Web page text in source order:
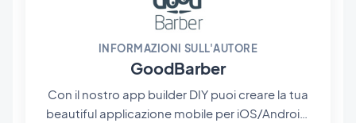
INFORMAZIONI SULL'AUTORE
GoodBarber
Con il nostro app builder DIY puoi creare la tua
beautiful applicazione mobile per iOS/Android.